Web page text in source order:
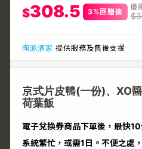
$308.5 3%回贈後
優
$
陶源酒家 提供服務及售後支援
京式片皮鴨(一份)、XO
荷葉飯
電子兌換券商品下單後，最快
系統繁忙，或需1日。不便之處